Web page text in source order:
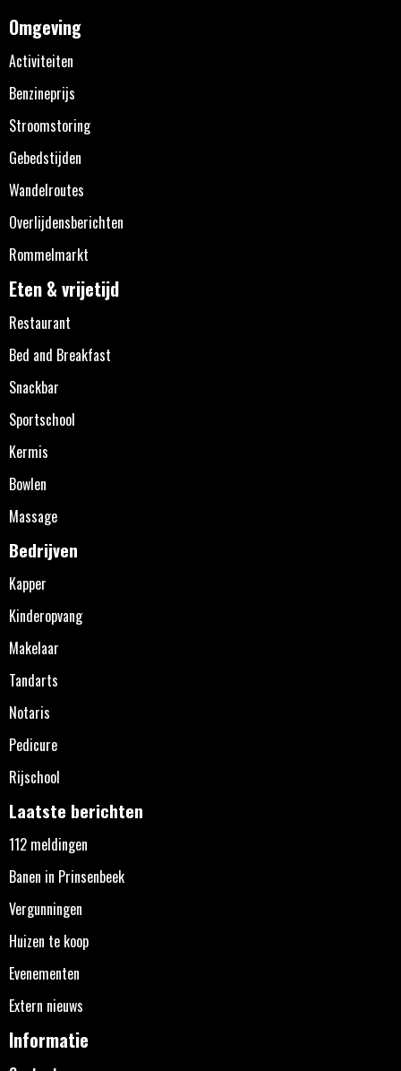
Omgeving
Activiteiten
Benzineprijs
Stroomstoring
Gebedstijden
Wandelroutes
Overlijdensberichten
Rommelmarkt
Eten & vrijetijd
Restaurant
Bed and Breakfast
Snackbar
Sportschool
Kermis
Bowlen
Massage
Bedrijven
Kapper
Kinderopvang
Makelaar
Tandarts
Notaris
Pedicure
Rijschool
Laatste berichten
112 meldingen
Banen in Prinsenbeek
Vergunningen
Huizen te koop
Evenementen
Extern nieuws
Informatie